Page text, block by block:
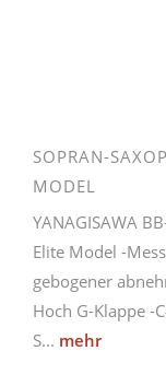
SOPRAN-
MODEL
YANAGISAWA
Elite Model -
gebogener
Hoch G-Klappe -
S... mehr